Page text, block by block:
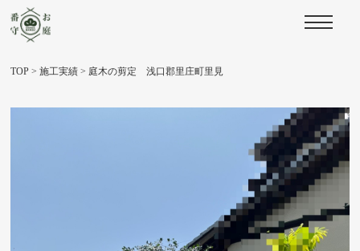
TOP >施工実績 > 庭木の剪定 浅口郡里庄町里見